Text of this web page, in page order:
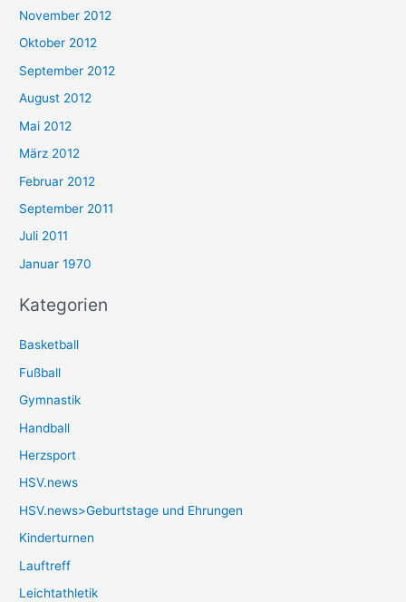
November 2012
Oktober 2012
September 2012
August 2012
Mai 2012
März 2012
Februar 2012
September 2011
Juli 2011
Januar 1970
Kategorien
Basketball
Fußball
Gymnastik
Handball
Herzsport
HSV.news
HSV.news>Geburtstage und Ehrungen
Kinderturnen
Lauftreff
Leichtathletik